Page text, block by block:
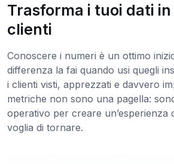
Trasforma i tuoi dati in
clienti
Conoscere i numeri è un ottimo
differenza la fai quando usi quegli
i clienti visti, apprezzati e davvero
metriche non sono una pagella:
operativo per creare un’esperienza
voglia di tornare.